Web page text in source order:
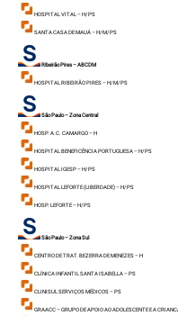
HOSPITAL VITAL – H/ PS
SANTA CASA DE MAUÁ – H/ M/ PS
Ribeirão Pires – ABCDM
HOSPITAL RIBEIRÃO PIRES – H/ M/ PS
São Paulo – Zona Central
HOSP. A.C. CAMARGO – H
HOSPITAL BENEFICÊNCIA PORTUGUESA – H/ PS
HOSPITAL IGESP – H/ PS
HOSPITAL LEFORTE (LIBERDADE) – H/ PS
HOSP. LEFORTE – H/ PS
São Paulo – Zona Sul
CENTRO DE TRAT. BEZERRA DE MENEZES – H
CLÍNICA INFANTIL SANTA ISABELLA – PS
CLINISUL SERVIÇOS MÉDICOS – PS
GRAACC – GRUPO DE APOIO AO ADOLESCENTE E A